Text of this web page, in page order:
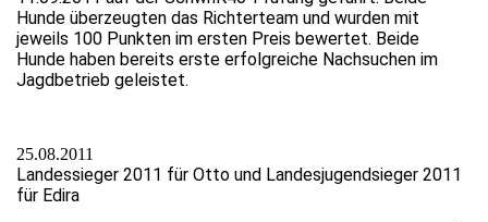
Hunde überzeugten das Richterteam und wurden mit
jeweils 100 Punkten im ersten Preis bewertet. Beide
Hunde haben bereits erste erfolgreiche Nachsuchen im
Jagdbetrieb geleistet.
25.08.2011
Landessieger 2011 für Otto und Landesjugendsieger 2011
für Edira